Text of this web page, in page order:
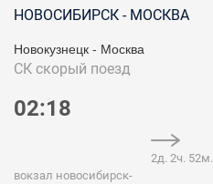
НОВОСИБИРСК - МОСКВА
Новокузнецк - Москва
СК скорый поезд
02:18
вокзал новосибирск-
2д. 2ч. 52м.